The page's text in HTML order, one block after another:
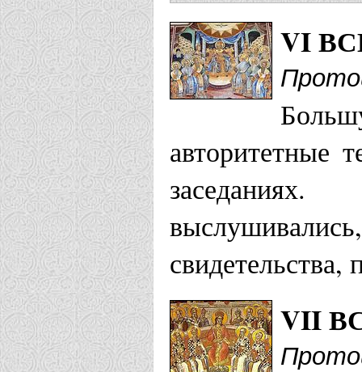
VI
авторитетные
VII